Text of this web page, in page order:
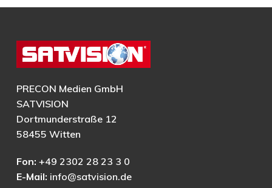
PRECON Medien GmbH
SATVISION
Dortmunderstraße 12
58455 Witten
Fon: +49 2302 28 23 3 0
E-Mail: info@satvision.de